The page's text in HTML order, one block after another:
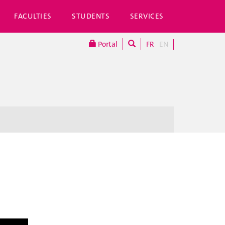
FACULTIES STUDENTS SERVICES
Portal FR EN